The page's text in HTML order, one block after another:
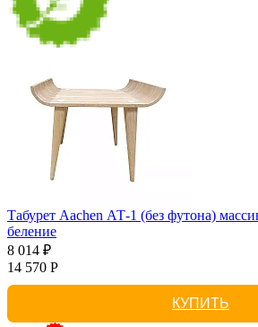
Табурет Aachen АТ-1 (без футона)
беление
8 014 ₽
14 570 Р
КУПИТЬ